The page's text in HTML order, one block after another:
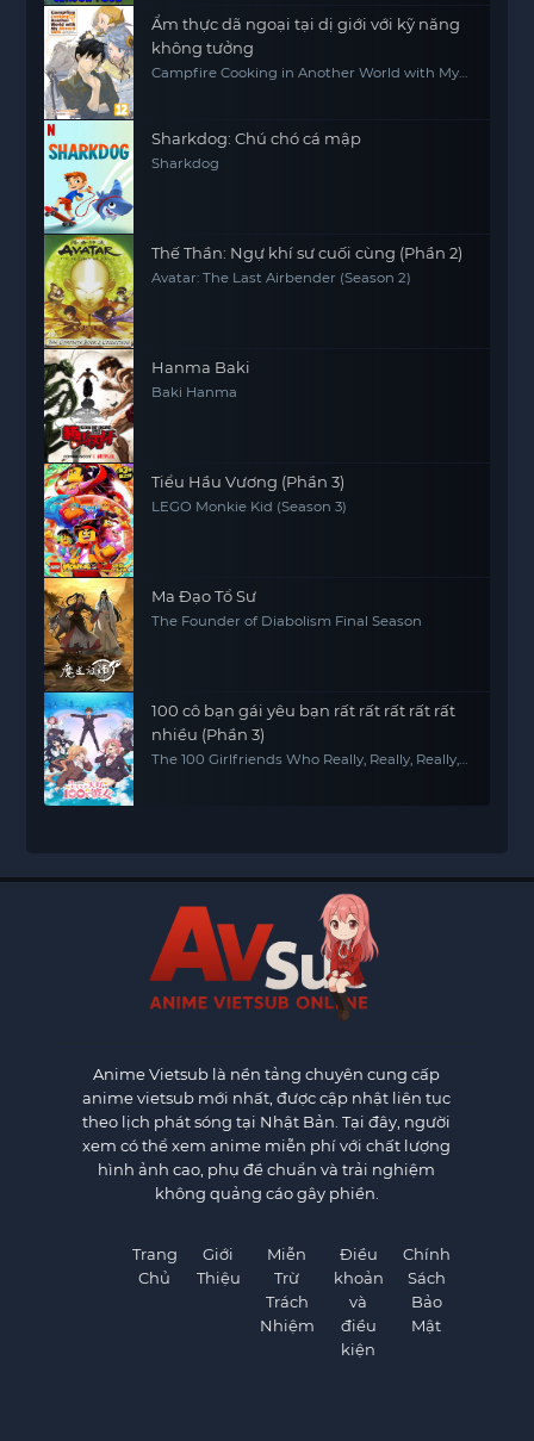
Ẩm thực dã ngoại tại dị giới với kỹ năng
không tưởng
Campfire Cooking in Another World with My
Sharkdog: Chú chó cá mập
Sharkdog
Thế Thần: Ngự khí sư cuối cùng (Phần 2)
Avatar: The Last Airbender (Season 2)
Hanma Baki
Baki Hanma
Tiểu Hầu Vương (Phần 3)
LEGO Monkie Kid (Season 3)
Ma Đạo Tổ Sư
The Founder of Diabolism Final Season
100 cô bạn gái yêu bạn rất rất rất rất rất
nhiều (Phần 3)
The 100 Girlfriends Who Really, Really, Really,
Anime Vietsub là nền tảng chuyên cung cấp
anime vietsub mới nhất, được cập nhật liên tục
theo lịch phát sóng tại Nhật Bản. Tại đây, người
xem có thể xem anime miễn phí với chất lượng
hình ảnh cao, phụ đề chuẩn và trải nghiệm
không quảng cáo gây phiền.
Trang
Chủ
Giới
Thiệu
Miễn
Trừ
Trách
Nhiệm
Điều
khoản
và
điều
kiện
Chính
Sách
Bảo
Mật